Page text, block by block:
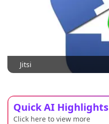
Jitsi
Quick AI Highlights
Click here to view more